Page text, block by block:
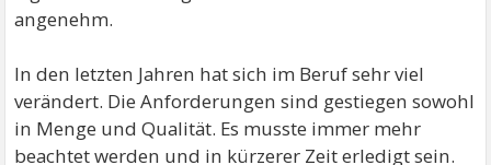
angenehm.
In den letzten Jahren hat sich im Beruf sehr viel
verändert. Die Anforderungen sind gestiegen sowohl
in Menge und Qualität. Es musste immer mehr
beachtet werden und in kürzerer Zeit erledigt sein.